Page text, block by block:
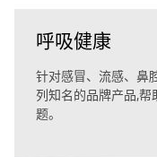
呼吸健康
针对感冒、流感、鼻
列知名的品牌产品,帮
题。